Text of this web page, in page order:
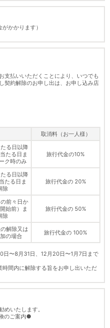
かかります）
支払いいただくことにより、いつでも
契約解除のお申し出は、お申し込み店
取消料（お一人様）
る日以降
たる日ま
ク時のみ
旅行代金の10%
る日以降
たる日ま
除
旅行代金の 20%
前々日か
始前）ま
除
旅行代金の 50%
解除又は
の場合
旅行代金の 100%
〜8月31日、12月20日〜1月7日まで
間内に解除する旨をお申し出いただ
めいたします。
のご案内●